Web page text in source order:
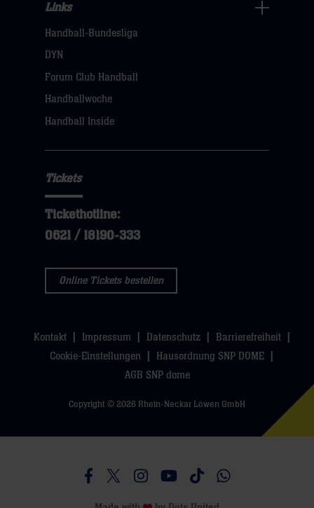
Navigation
öffnen,
dann
klicken
Links
Handball-Bundesliga
DYN
Forum Club Handball
Handballwoche
Handball Inside
Tickets
Tickethotline:
0621 / 18190-333
Online Tickets bestellen
Kontakt Impressum Datenschutz
Barrierefreiheit
Cookie-Einstellungen
Hausordnung SNP DOME
AGB SNP dome
Copyright © 2026 Rhein-Neckar Löwen GmbH
Besucht uns auf Facebook
Besucht uns auf Twitter
Besucht uns auf Instagram
Besucht uns auf Youtube
Besucht uns auf
Besucht uns auf